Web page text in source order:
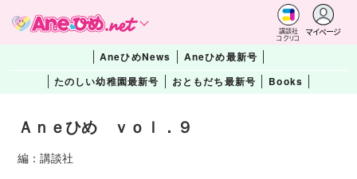
講談社
コクリコ
マイページ
AneひめNews
Aneひめ最新号
たのしい幼稚園最新号
おともだち最新号 Books
Ａｎｅひめ ｖｏｌ．９
編：講談社